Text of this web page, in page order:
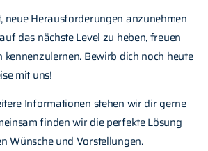
neue Herausforderungen anzunehmen
das nächste Level zu heben, freuen
Bewirb dich noch heute
mit uns!
Informationen stehen wir dir gerne
finden wir die perfekte Lösung
Wünsche und Vorstellungen.